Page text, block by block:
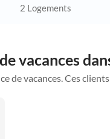
2 Logements
vacances
de vacances. Ces